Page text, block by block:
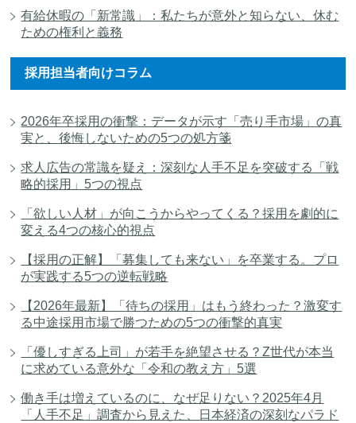
有給休暇の「新常識」：私たちが意外と知らない、休む
ための権利と義務
採用担当者向けコラム
2026年卒採用の衝撃：データが示す「売り手市場」の真
実と、後悔しないための5つの処方箋
求人広告の常識を疑え：深刻な人手不足を突破する「戦
略的採用」5つの視点
「欲しい人材」が向こうからやってくる？採用を劇的に
変える4つの核心的視点
【採用の正解】「募集しても来ない」を卒業する。プロ
が実践する5つの逆転戦略
【2026年最新】「待ちの採用」はもう終わった？激変す
る中途採用市場で勝つための5つの衝撃的真実
「優しすぎる上司」が若手を絶望させる？Z世代が本当
に求めている意外な「令和の教え方」5選
働き手は増えているのに、なぜ足りない？2025年4月
「人手不足」調査から見えた、日本経済の深刻なパラド